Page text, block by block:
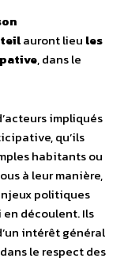
auront lieu les
, dans le
impliqués
qu’ils
habitants ou
à leur manière,
politiques
découlent. Ils
intérêt général
le respect des